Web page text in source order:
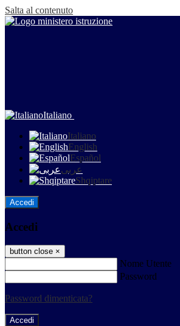
Salta al contenuto
Italiano
Italiano
English
Español
عربى
Shqiptare
Accedi
Accedi
button close ×
Nome Utente
Password
Password dimenticata?